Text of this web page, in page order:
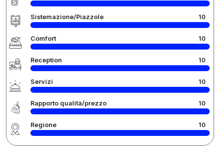
Sistemazione/Piazzole 10
Comfort 10
Reception 10
Servizi 10
Rapporto qualità/prezzo 10
Regione 10